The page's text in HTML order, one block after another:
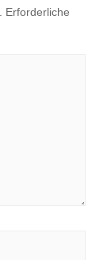
Erforderliche